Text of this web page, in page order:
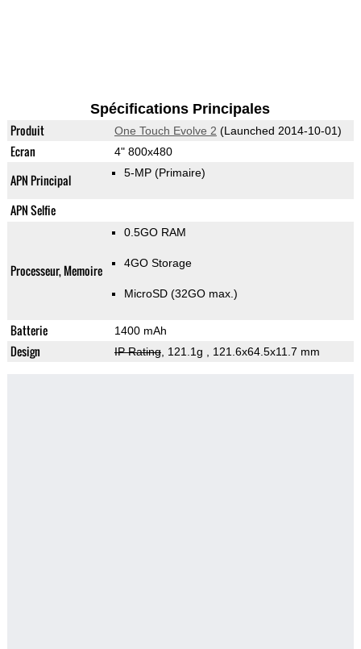
Spécifications Principales
Produit One Touch Evolve 2 (Launched 2014-10-01)
Ecran 4" 800x480
APN Principal 5-MP (Primaire)
APN Selfie
Processeur, Memoire
0.5GO RAM
4GO Storage
MicroSD (32GO max.)
Batterie 1400 mAh
Design IP Rating, 121.1g , 121.6x64.5x11.7 mm